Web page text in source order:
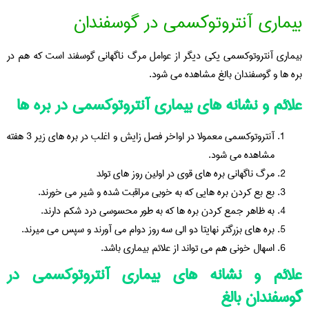
بیماری آنتروتوکسمی در گوسفندان
بیماری آنتروتوکسمی یکی دیگر از عوامل مرگ ناگهانی گوسفند است که هم در
بره ها و گوسفندان بالغ مشاهده می شود.
علائم و نشانه های بیماری آنتروتوکسمی در بره ها
آنتروتوکسمی معمولا در اواخر فصل زایش و اغلب در بره های زیر 3 هفته
مشاهده می شود.
مرگ ناگهانی بره های قوی در اولین روز های تولد
بع بع کردن بره هایی که به خوبی مراقبت شده و شیر می خورند.
به ظاهر جمع کردن بره ها که به طور محسوسی درد شکم دارند.
بره های بزرگتر نهایتا دو الی سه روز دوام می آورند و سپس می میرند.
اسهال خونی هم می تواند از علائم بیماری باشد.
علائم و نشانه های بیماری آنتروتوکسمی در
گوسفندان بالغ